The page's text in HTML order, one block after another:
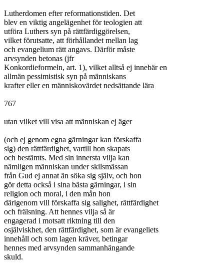
Lutherdomen efter reformationstiden. Det
blev en viktig angelägenhet för teologien att
utföra Luthers syn på rättfärdiggörelsen,
vilket förutsatte, att förhållandet mellan lag
och evangelium rätt angavs. Därför måste
arvsynden betonas (jfr
Konkordieformeln, art. 1), vilket alltså ej innebär en
allmän pessimistisk syn på människans
krafter eller en människovärdet nedsättande lära
767
utan vilket vill visa att människan ej äger
(och ej genom egna gärningar kan förskaffa
sig) den rättfärdighet, vartill hon skapats
och bestämts. Med sin innersta vilja kan
nämligen människan under skilsmässan
från Gud ej annat än söka sig själv, och hon
gör detta också i sina bästa gärningar, i sin
religion och moral, i den mån hon
därigenom vill förskaffa sig salighet, rättfärdighet
och frälsning. Att hennes vilja så är
engagerad i motsatt riktning till den
osjälviskhet, den rättfärdighet, som är evangeliets
innehåll och som lagen kräver, betingar
hennes med arvsynden sammanhängande
skuld.